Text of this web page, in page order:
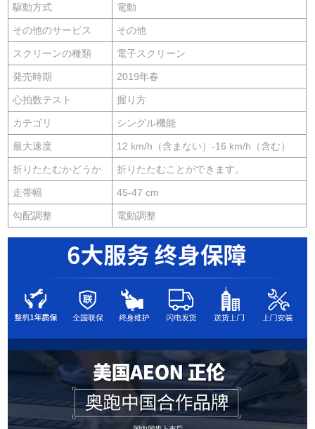
駆動方式 電動
その他のサービス その他
スクリーンの種類 電子スクリーン
発売時期 2019年春
心拍数テスト 握り方
カテゴリ シングル機能
最大速度 12 km/h（含まない）-16 km/h（含む）
折りたたむかどうか 折りたたむことができます。
走帯幅 45-47 cm
勾配調整 電動調整